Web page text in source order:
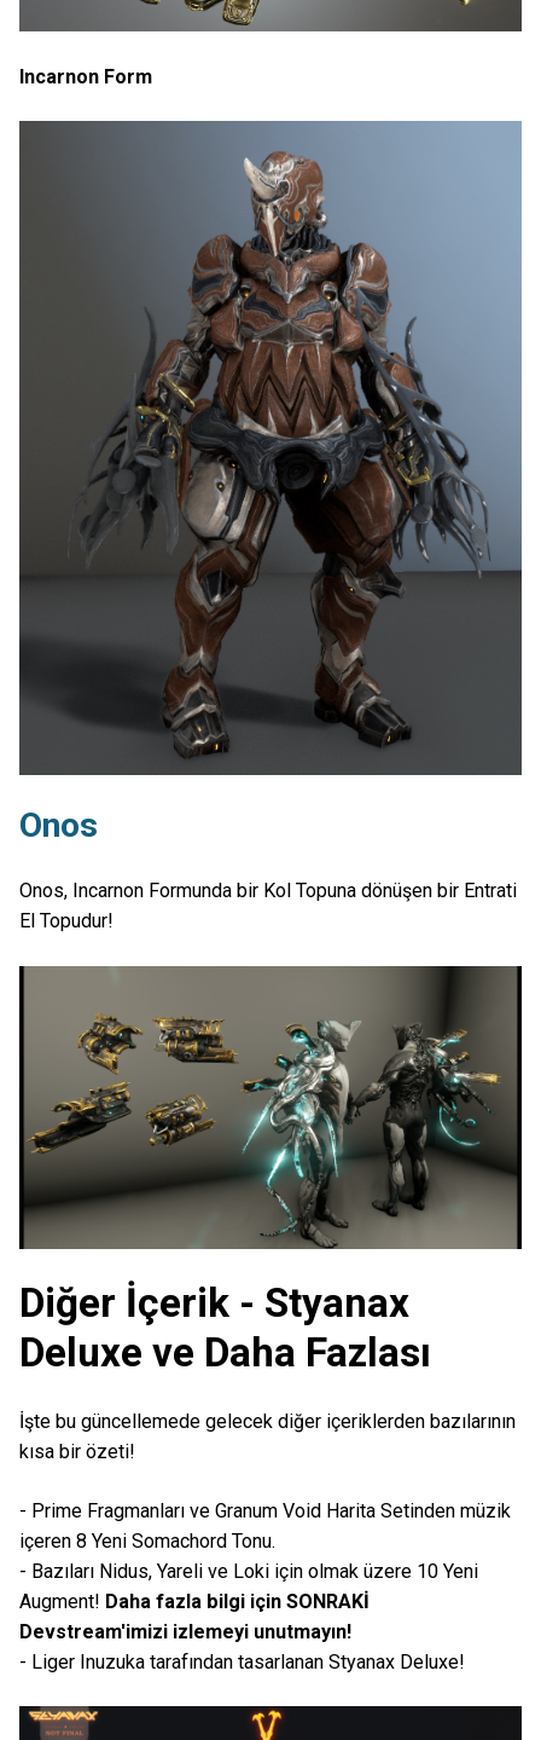
Incarnon Form
Onos
Onos, Incarnon Formunda bir Kol Topuna dönüşen bir Entrati
El Topudur!
Diğer İçerik - Styanax
Deluxe ve Daha Fazlası
İşte bu güncellemede gelecek diğer içeriklerden bazılarının
kısa bir özeti!
- Prime Fragmanları ve Granum Void Harita Setinden müzik
içeren 8 Yeni Somachord Tonu.
- Bazıları Nidus, Yareli ve Loki için olmak üzere 10 Yeni
Augment! Daha fazla bilgi için SONRAKİ
Devstream'imizi izlemeyi unutmayın!
- Liger Inuzuka tarafından tasarlanan Styanax Deluxe!